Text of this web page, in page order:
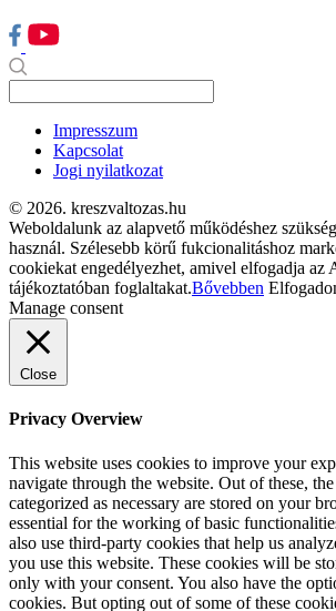
Impresszum
Kapcsolat
Jogi nyilatkozat
© 2026. kreszvaltozas.hu
Weboldalunk az alapvető működéshez
használ. Szélesebb körű fukcionalitáshoz
cookiekat engedélyezhet, amivel elfogadja az
tájékoztatóban foglaltakat.Bővebben
Manage consent
Close
Privacy Overview
This website uses cookies to improve your
navigate through the website. Out of these,
categorized as necessary are stored on your
essential for the working of basic
also use third-party cookies that help us
you use this website. These cookies will be
only with your consent. You also have the
cookies. But opting out of some of these